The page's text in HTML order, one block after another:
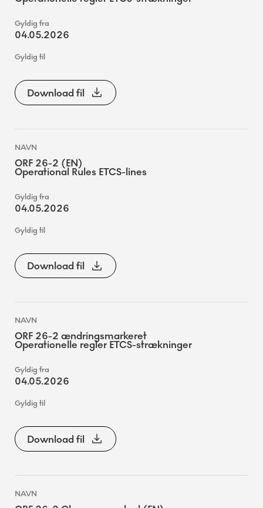
04.05.2026
Download fil
ORF 26-2 (EN)
Operational Rules ETCS-lines
04.05.2026
Download fil
ORF 26-2 ændringsmarkeret
Operationelle regler ETCS-strækninger
04.05.2026
Download fil